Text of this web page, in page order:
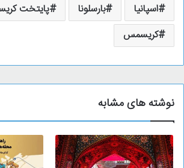
اسپانیا بارسلونا
پایتخت
کریسمس
نوشته های مشابه